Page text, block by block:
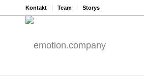
Kontakt Team Storys